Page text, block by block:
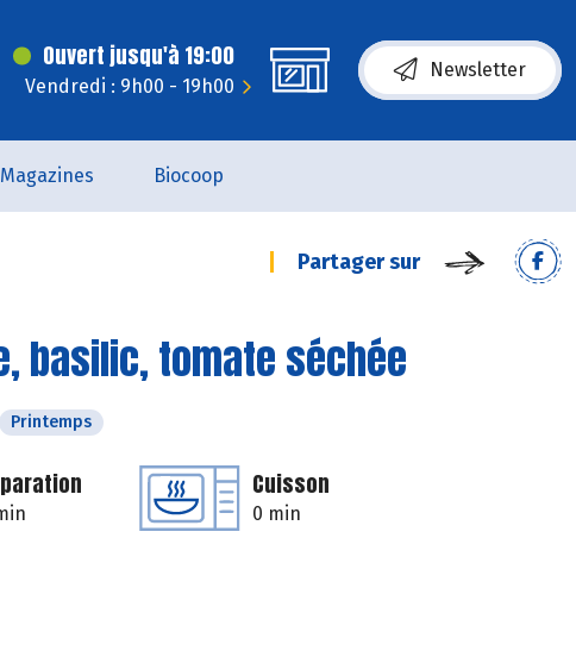
Ouvert jusqu'à 19:00
Vendredi : 9h00 - 19h00
Newsletter
Magazines Biocoop
Partager sur
basilic, tomate séchée
Printemps
Cuisson
0 min